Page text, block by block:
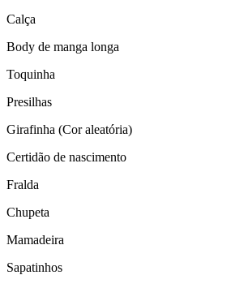
Calça
Body de manga longa
Toquinha
Presilhas
Girafinha (Cor aleatória)
Certidão de nascimento
Fralda
Chupeta
Mamadeira
Sapatinhos